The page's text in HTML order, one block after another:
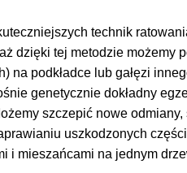
technik
dzięki tej metodzie możemy
na podkładce lub gałęzi
genetycznie dokładny
szczepić nowe
uszkodzonych
i mieszańcami na jednym